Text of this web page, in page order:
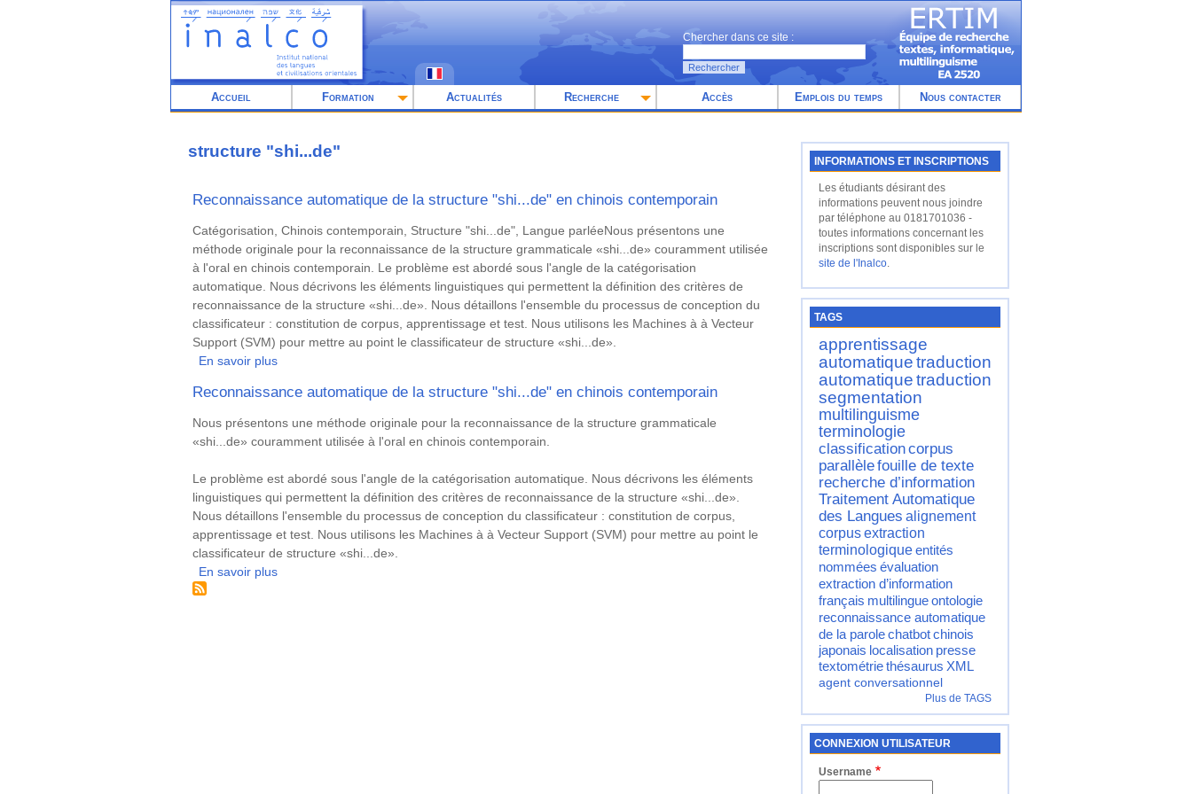
Aller
contenu
Chercher dans ce site :
Accueil Formation Actualités Recherche Accès Emplois du temps Nous contacter
structure "shi...de"
Reconnaissance automatique de la structure "shi...de" en chinois contemporain
Résumé
Catégorisation, Chinois contemporain, Structure "shi...de", Langue parléeNous présentons une
méthode originale pour la reconnaissance de la structure grammaticale «shi...de» couramment utilisée
à l'oral en chinois contemporain. Le problème est abordé sous l'angle de la catégorisation
automatique. Nous décrivons les éléments linguistiques qui permettent la définition des critères de
reconnaissance de la structure «shi...de». Nous détaillons l'ensemble du processus de conception du
classificateur : constitution de corpus, apprentissage et test. Nous utilisons les Machines à à Vecteur
Support (SVM) pour mettre au point le classificateur de structure «shi...de».
En savoir plus
automatique
"shi...de"
en
chinois
contemporain
Reconnaissance automatique de la structure "shi...de" en chinois contemporain
Résumé
Nous présentons une méthode originale pour la reconnaissance de la structure grammaticale
«shi...de» couramment utilisée à l'oral en chinois contemporain.
Le problème est abordé sous l'angle de la catégorisation automatique. Nous décrivons les éléments
linguistiques qui permettent la définition des critères de reconnaissance de la structure «shi...de».
Nous détaillons l'ensemble du processus de conception du classificateur : constitution de corpus,
apprentissage et test. Nous utilisons les Machines à à Vecteur Support (SVM) pour mettre au point le
classificateur de structure «shi...de».
En savoir plus
INFORMATIONS ET INSCRIPTIONS
Les étudiants désirant des
informations peuvent nous joindre
par téléphone au 0181701036 -
toutes informations concernant les
inscriptions sont disponibles sur le
site de l'Inalco.
TAGS
apprentissage
automatiquetraduction
automatiquetraduction
segmentation
multilinguisme
terminologie
classificationcorpus
parallèlefouille de texte
recherche d’information
Traitement Automatique
des Langues alignement
corpusextraction
terminologiqueentités
nommées évaluation
extraction d’information
français multilingueontologie
reconnaissance automatique
de la parolechatbotchinois
japonais localisation presse
textométriethésaurus XML
agent conversationnel
Plus de TAGS
CONNEXION UTILISATEUR
Username